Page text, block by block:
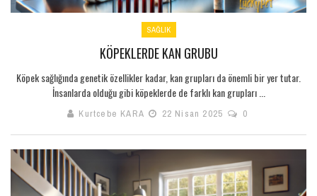
SAĞLIK
KÖPEKLERDE KAN GRUBU
Köpek sağlığında genetik özellikler kadar, kan grupları da önemli bir yer tutar.
İnsanlarda olduğu gibi köpeklerde de farklı kan grupları ...
Kurtcebe KARA 22 Nisan 2025 0